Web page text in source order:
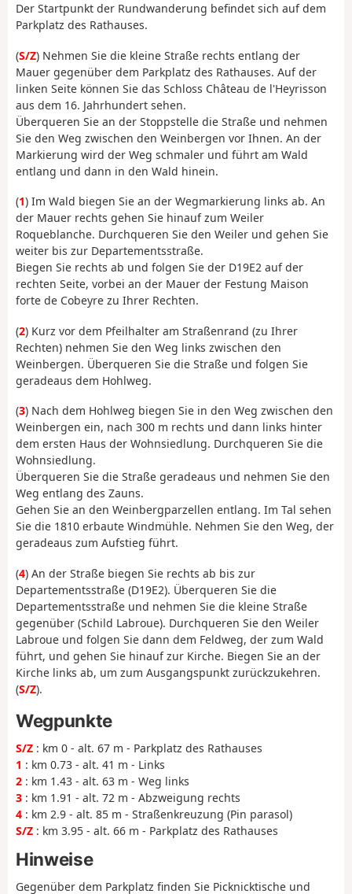
Der Startpunkt der Rundwanderung befindet sich auf dem
Parkplatz des Rathauses.
(S/Z) Nehmen Sie die kleine Straße rechts entlang der
Mauer gegenüber dem Parkplatz des Rathauses. Auf der
linken Seite können Sie das Schloss Château de l'Heyrisson
aus dem 16. Jahrhundert sehen.
Überqueren Sie an der Stoppstelle die Straße und nehmen
Sie den Weg zwischen den Weinbergen vor Ihnen. An der
Markierung wird der Weg schmaler und führt am Wald
entlang und dann in den Wald hinein.
(1) Im Wald biegen Sie an der Wegmarkierung links ab. An
der Mauer rechts gehen Sie hinauf zum Weiler
Roqueblanche. Durchqueren Sie den Weiler und gehen Sie
weiter bis zur Departementsstraße.
Biegen Sie rechts ab und folgen Sie der D19E2 auf der
rechten Seite, vorbei an der Mauer der Festung Maison
forte de Cobeyre zu Ihrer Rechten.
(2) Kurz vor dem Pfeilhalter am Straßenrand (zu Ihrer
Rechten) nehmen Sie den Weg links zwischen den
Weinbergen. Überqueren Sie die Straße und folgen Sie
geradeaus dem Hohlweg.
(3) Nach dem Hohlweg biegen Sie in den Weg zwischen den
Weinbergen ein, nach 300 m rechts und dann links hinter
dem ersten Haus der Wohnsiedlung. Durchqueren Sie die
Wohnsiedlung.
Überqueren Sie die Straße geradeaus und nehmen Sie den
Weg entlang des Zauns.
Gehen Sie an den Weinbergparzellen entlang. Im Tal sehen
Sie die 1810 erbaute Windmühle. Nehmen Sie den Weg, der
geradeaus zum Aufstieg führt.
(4) An der Straße biegen Sie rechts ab bis zur
Departementsstraße (D19E2). Überqueren Sie die
Departementsstraße und nehmen Sie die kleine Straße
gegenüber (Schild Labroue). Durchqueren Sie den Weiler
Labroue und folgen Sie dann dem Feldweg, der zum Wald
führt, und gehen Sie hinauf zur Kirche. Biegen Sie an der
Kirche links ab, um zum Ausgangspunkt zurückzukehren.
(S/Z).
Wegpunkte
S/Z : km 0 - alt. 67 m - Parkplatz des Rathauses
1 : km 0.73 - alt. 41 m - Links
2 : km 1.43 - alt. 63 m - Weg links
3 : km 1.91 - alt. 72 m - Abzweigung rechts
4 : km 2.9 - alt. 85 m - Straßenkreuzung (Pin parasol)
S/Z : km 3.95 - alt. 66 m - Parkplatz des Rathauses
Hinweise
Gegenüber dem Parkplatz finden Sie Picknicktische und